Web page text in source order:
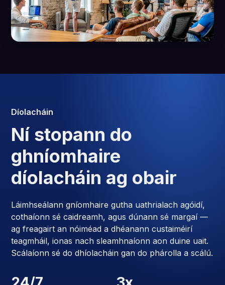
Díolacháin
Ní stopann do
ghníomhaire
díolacháin ag obair
Láimhseálann gníomhaire gutha uathrialach agóidí,
cothaíonn sé caidreamh, agus dúnann sé margaí —
ag freagairt an nóiméad a dhéanann custaiméirí
teagmháil, ionas nach sleamhnaíonn aon duine uait.
Scálaíonn sé do dhíolacháin gan do phárolla a scálú.